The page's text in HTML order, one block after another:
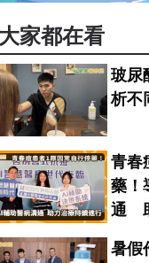
家都在看
玻尿
析不
青春
藥！
通
暑假